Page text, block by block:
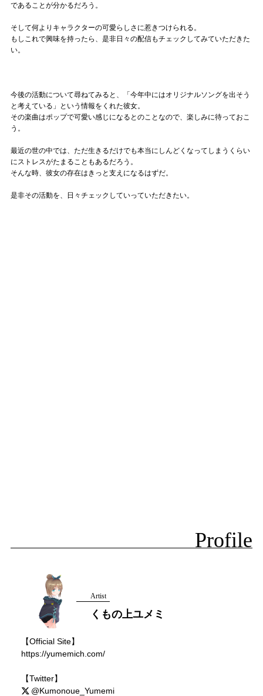
であることが分かるだろう。
そして何よりキャラクターの可愛らしさに惹きつけられる。
もしこれで興味を持ったら、是非日々の配信もチェックしてみていただきた
い。
今後の活動について尋ねてみると、「今年中にはオリジナルソングを出そう
と考えている」という情報をくれた彼女。
その楽曲はポップで可愛い感じになるとのことなので、楽しみに待っておこ
う。
最近の世の中では、ただ生きるだけでも本当にしんどくなってしまうくらい
にストレスがたまることもあるだろう。
そんな時、彼女の存在はきっと支えになるはずだ。
是非その活動を、日々チェックしていっていただきたい。
Profile
Artist
くもの上ユメミ
【Official Site】
https://yumemich.com/
【Twitter】
@Kumonoue_Yumemi